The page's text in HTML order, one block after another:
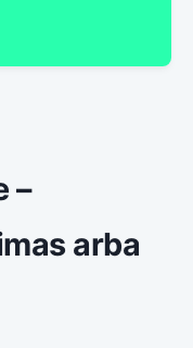
–
arba